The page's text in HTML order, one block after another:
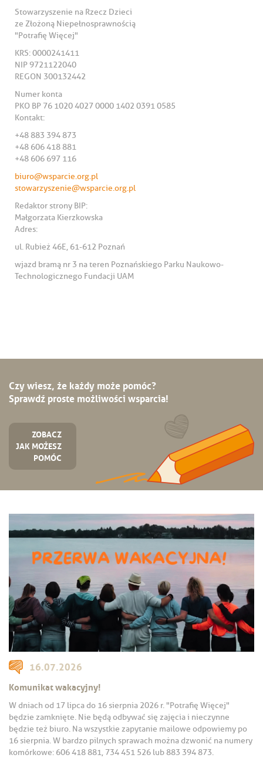
Stowarzyszenie na Rzecz Dzieci
ze Złożoną Niepełnosprawnością
"Potrafię Więcej"
KRS: 0000241411
NIP 9721122040
REGON 300132442
Numer konta
PKO BP 76 1020 4027 0000 1402 0391 0585
Kontakt:
+48 883 394 873
+48 606 418 881
+48 606 697 116
biuro@wsparcie.org.pl
stowarzyszenie@wsparcie.org.pl
Redaktor strony BIP:
Małgorzata Kierzkowska
Adres:
ul. Rubież 46E, 61-612 Poznań
wjazd bramą nr 3 na teren Poznańskiego Parku Naukowo-
Technologicznego Fundacji UAM
Czy wiesz, że każdy może pomóc?
Sprawdź proste możliwości wsparcia!
ZOBACZ
JAK MOŻESZ
POMÓC
16.07.2026
Komunikat wakacyjny!
W dniach od 17 lipca do 16 sierpnia 2026 r. "Potrafię Więcej"
będzie zamknięte. Nie będą odbywać się zajęcia i nieczynne
będzie też biuro. Na wszystkie zapytanie mailowe odpowiemy po
16 sierpnia. W bardzo pilnych sprawach można dzwonić na numery
komórkowe: 606 418 881, 734 451 526 lub 883 394 873.